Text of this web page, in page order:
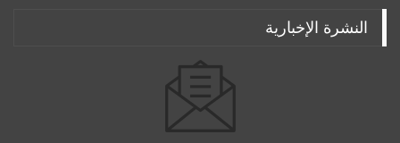
النشرة الإخبارية